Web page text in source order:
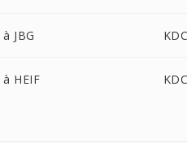
JBG
à HEIF